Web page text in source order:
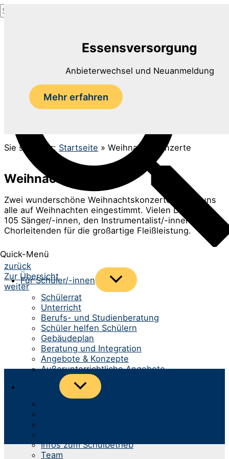
Zum
Inhalt
Suchen
nach:
Quick-Menü
Für Schüler/-innen
Menü
umschalten
Schülerrat
Unterricht
Berufs- und Studienberatung
Schüler helfen Schülern
Gebäudeplan
Beratung und Integration
Angebote & Konzepte
Außerunterrichtliche Angebote
Menü
umschalten
Infos zum Schulbetrieb
Team
Essensversorgung
Anbieterwechsel und Neuanmeldung
Mehr erfahren
Sie sind hier: Startseite » Weihnachtskonzerte
Weihnachtskonzerte
Zwei wunderschöne Weihnachtskonzerte haben uns
alle auf Weihnachten eingestimmt. Vielen Dank den
105 Sänger/-innen, den Instrumentalist/-innen und
Chorleitenden für die großartige Fleißleistung.
Beitrags-
Navigation
zurück
Zur Übersicht
weiter